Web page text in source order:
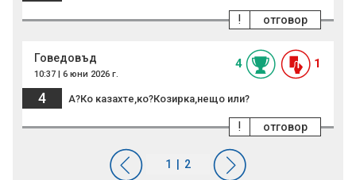
отговор
!
Говедовъд
10:37 | 6 юни 2026 г.
4 1
4 А?Ко казахте,ко?Козирка,нещо или?
отговор
!